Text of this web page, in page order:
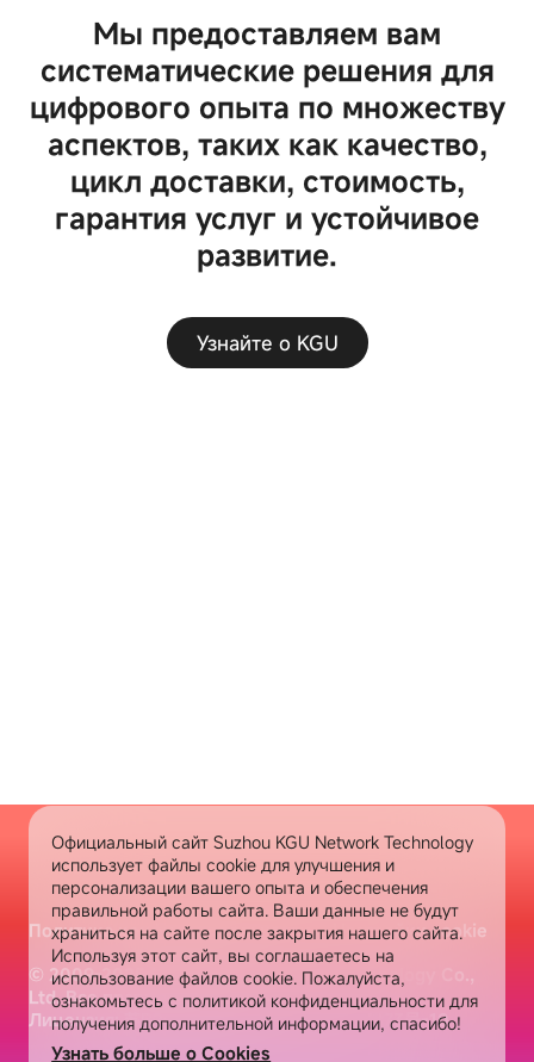
Мы предоставляем вам
систематические решения для
цифрового опыта по множеству
аспектов, таких как качество,
цикл доставки, стоимость,
гарантия услуг и устойчивое
развитие.
Узнайте о KGU
Официальный сайт Suzhou KGU Network Technology
использует файлы cookie для улучшения и
персонализации вашего опыта и обеспечения
правильной работы сайта. Ваши данные не будут
храниться на сайте после закрытия нашего сайта.
Используя этот сайт, вы соглашаетесь на
использование файлов cookie. Пожалуйста,
ознакомьтесь с политикой конфиденциальности для
получения дополнительной информации, спасибо!
Узнать больше о Cookies
© 2009-2025 Suzhou KGU Network Technology Co.,
Ltd. Все права защищены
Лицензия: 苏B2-20180235苏ICP备10077873号-10
Политика конфиденциальности Настройки cookie